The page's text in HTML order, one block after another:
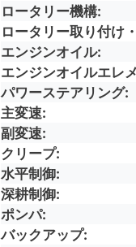
ロータリー機構
ロータリー取り付け
エンジンオイル
エンジンオイルエレ
パワーステアリング
主変速
副変速
クリープ
水平制御
深耕制御
ポンパ
バックアップ